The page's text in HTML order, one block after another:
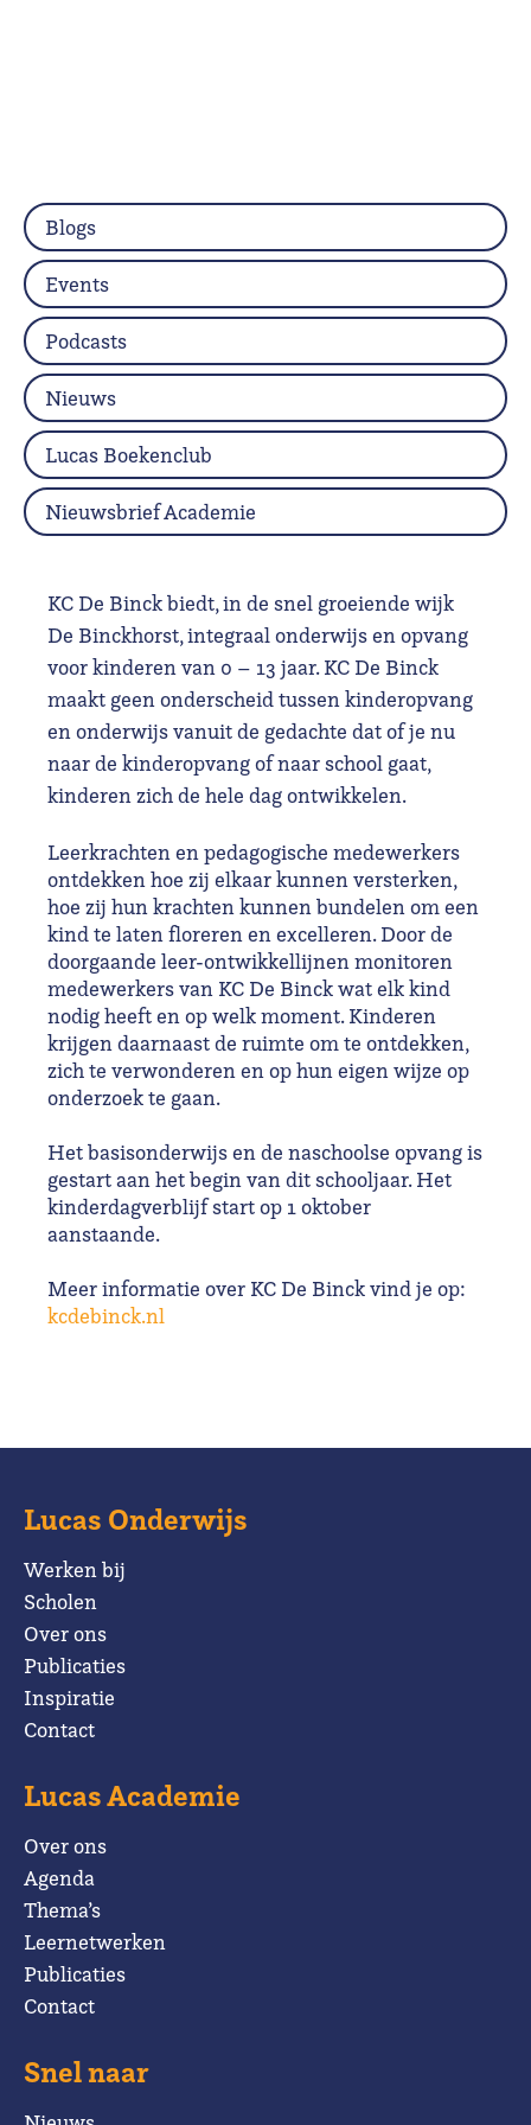
KC De Binck biedt, in de snel groeiende wijk
De Binckhorst, integraal onderwijs en opvang
voor kinderen van 0 – 13 jaar. KC De Binck
maakt geen onderscheid tussen kinderopvang
en onderwijs vanuit de gedachte dat of je nu
naar de kinderopvang of naar school gaat,
kinderen zich de hele dag ontwikkelen.
Leerkrachten en pedagogische medewerkers
ontdekken hoe zij elkaar kunnen versterken,
hoe zij hun krachten kunnen bundelen om een
kind te laten floreren en excelleren. Door de
doorgaande leer-ontwikkellijnen monitoren
medewerkers van KC De Binck wat elk kind
nodig heeft en op welk moment. Kinderen
krijgen daarnaast de ruimte om te ontdekken,
zich te verwonderen en op hun eigen wijze op
onderzoek te gaan.
Het basisonderwijs en de naschoolse opvang is
gestart aan het begin van dit schooljaar. Het
kinderdagverblijf start op 1 oktober
aanstaande.
Meer informatie over KC De Binck vind je op:
kcdebinck.nl
Blogs
Events
Podcasts
Nieuws
Lucas Boekenclub
Nieuwsbrief Academie
Lucas Onderwijs
Werken bij
Scholen
Over ons
Publicaties
Inspiratie
Contact
Lucas Academie
Over ons
Agenda
Thema’s
Leernetwerken
Publicaties
Contact
Snel naar